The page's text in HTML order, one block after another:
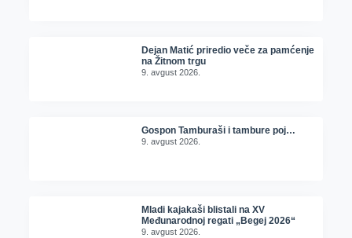
Dejan Matić priredio veče za pamćenje
na Žitnom trgu
9. avgust 2026.
Gospon Tamburaši i tambure poj…
9. avgust 2026.
Mladi kajakaši blistali na XV
Međunarodnoj regati „Begej 2026“
9. avgust 2026.